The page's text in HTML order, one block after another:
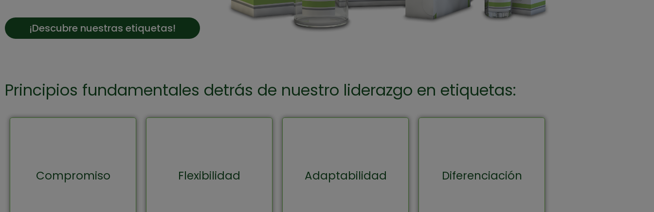
¡Descubre nuestras etiquetas!
Principios fundamentales detrás de nuestro liderazgo en etiquetas:
Compromiso
compromiso con cada
una de tus necesidades:
Flexibilidad
adaptarnos
rápidamente a los
Adaptabilidad
productivos para
Diferenciación
control riguroso y
etiqueta hechas a